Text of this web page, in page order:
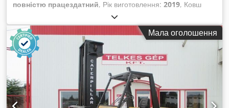
складної системи очистки вихлопу - Відмінні параметри для
важких земляних і завантажувальних робіт Транспортні
розміри: Транспортна довжина: 10,4 м Транспортна
ширина: 3,19 м Транспортна висота: 3,35 м Ширина шасі
(LC): 3,19 м Довжина гусениць по опорній поверхні: 4,0 м
Вказана ціна є нетто, діє для експорту та для підприємств.
Для приватних клієнтів можливий значний дисконт —
запрошуємо телефонуйте безпосередньо, щоб отримати
найкращу ціну :)
повністю працездатний, Рік виготовлення: 2019, Ковш
важкого типу Caterpillar 938M 5,5 м³ У відмінному стані
Chedowa R Tbjpfx Abwoa
Мала оголошення